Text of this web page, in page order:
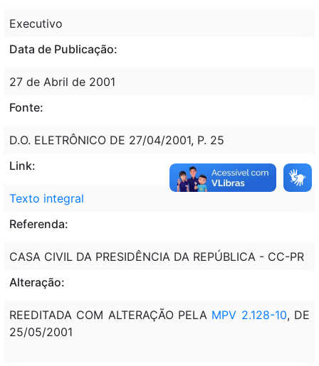
Executivo
Data de Publicação:
27 de Abril de 2001
Fonte:
D.O. ELETRÔNICO DE 27/04/2001, P. 25
Link:
Texto integral
Referenda:
CASA CIVIL DA PRESIDÊNCIA DA REPÚBLICA - CC-PR
Alteração:
REEDITADA COM ALTERAÇÃO PELA MPV 2.128-10, DE
25/05/2001